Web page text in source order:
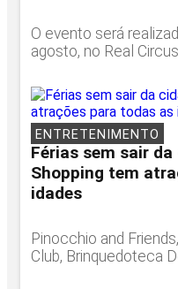
O evento será
agosto, no Real Circus
ENTRETENIMENTO
Férias sem sair
Shopping tem
idades
Pinocchio and
Club, Brinquedoteca